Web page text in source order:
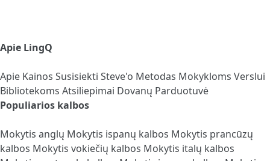
Apie LingQ
Apie Kainos Susisiekti Steve'o Metodas Mokykloms Verslui
Bibliotekoms Atsiliepimai Dovanų Parduotuvė
Populiarios kalbos
Mokytis anglų Mokytis ispanų kalbos Mokytis prancūzų
kalbos Mokytis vokiečių kalbos Mokytis italų kalbos